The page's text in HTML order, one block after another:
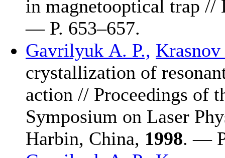
in magnetooptical trap //
— P. 653–657.
Gavrilyuk A. P.,
crystallization of
action // Proceedings of
Symposium on Laser
Harbin, China, 1998. —